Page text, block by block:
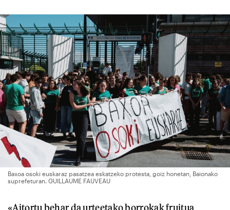
Baxoa osoki euskaraz pasatzea eskatzeko protesta, goiz honetan, Baionako
suprefeturan. GUILLAUME FAUVEAU
«Aitortu behar da urteetako borrokak fruitua